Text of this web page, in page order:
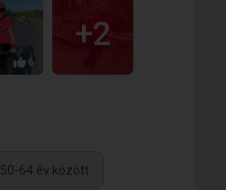
6
+2
50-64 év között